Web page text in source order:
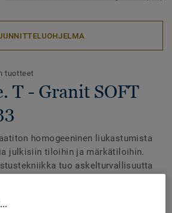
tuotteet
T - Granit SOFT
homogeeninen liukastumista
julkisiin tiloihin ja märkätiloihin.
tuo askelturvallisuutta
24 väriä. Väreiltään ja